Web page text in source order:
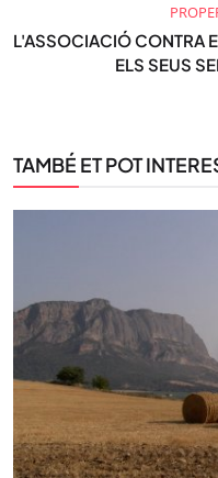
L'ASSOCIACIÓ CONTRA
ELS SEUS
TAMBÉ ET POT